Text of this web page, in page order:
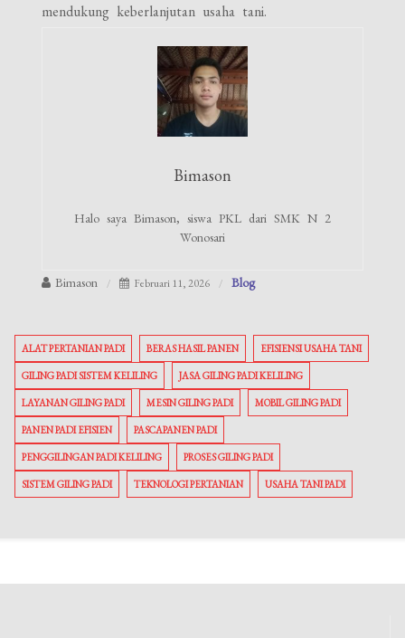
mendukung keberlanjutan usaha tani.
Bimason
Halo saya Bimason, siswa PKL dari SMK N 2
Wonosari
Bimason Februari 11, 2026 Blog
ALAT PERTANIAN PADI BERAS HASIL PANEN EFISIENSI USAHA TANI
GILING PADI SISTEM KELILING JASA GILING PADI KELILING
LAYANAN GILING PADI MESIN GILING PADI MOBIL GILING PADI
PANEN PADI EFISIEN PASCAPANEN PADI
PENGGILINGAN PADI KELILING PROSES GILING PADI
SISTEM GILING PADI TEKNOLOGI PERTANIAN USAHA TANI PADI